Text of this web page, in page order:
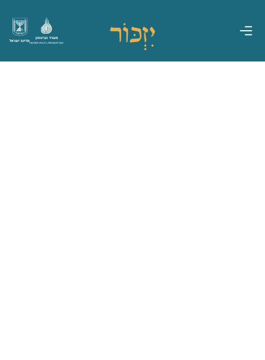
מדינת ישראל
משרד הביטחון
אגף משפחות, הנצחה ומורשת